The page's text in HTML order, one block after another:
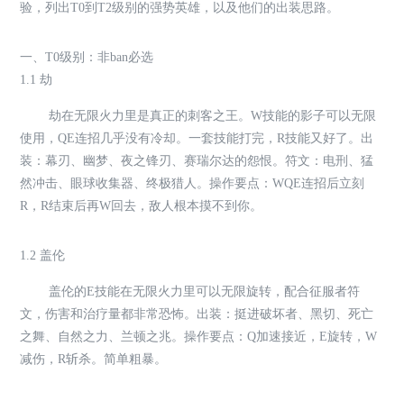
验，列出T0到T2级别的强势英雄，以及他们的出装思路。
一、T0级别：非ban必选
1.1 劫
劫在无限火力里是真正的刺客之王。W技能的影子可以无限
使用，QE连招几乎没有冷却。一套技能打完，R技能又好了。出
装：幕刃、幽梦、夜之锋刃、赛瑞尔达的怨恨。符文：电刑、猛
然冲击、眼球收集器、终极猎人。操作要点：WQE连招后立刻
R，R结束后再W回去，敌人根本摸不到你。
1.2 盖伦
盖伦的E技能在无限火力里可以无限旋转，配合征服者符
文，伤害和治疗量都非常恐怖。出装：挺进破坏者、黑切、死亡
之舞、自然之力、兰顿之兆。操作要点：Q加速接近，E旋转，W
减伤，R斩杀。简单粗暴。